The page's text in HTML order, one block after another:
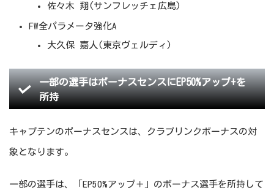
佐々木 翔(サンフレッチェ広島)
FW全パラメータ強化A
大久保 嘉人(東京ヴェルディ)
一部の選手はボーナスセンスにEP50%アップ+を
所持
キャプテンのボーナスセンスは、クラブリンクボーナスの対
象となります。
一部の選手は、「EP50%アップ＋」のボーナス選手を所持して